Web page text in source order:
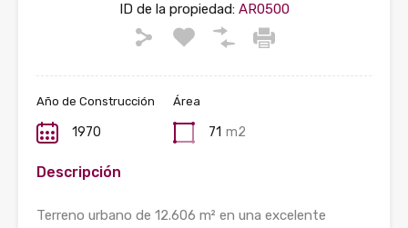
ID de la propiedad:AR0500
Año de Construcción
1970
Área
71 m2
Descripción
Terreno urbano de 12.606 m² en una excelente